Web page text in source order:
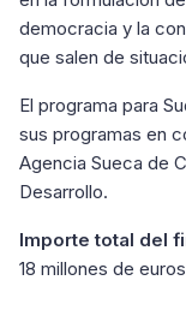
democracia y la
que salen de
El programa para
sus programas en
Agencia Sueca de
Desarrollo.
Importe total del
18 millones de euros